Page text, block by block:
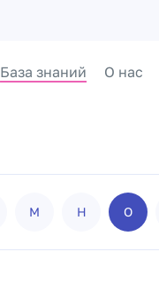
База знаний О нас
М Н О